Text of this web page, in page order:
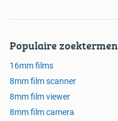
Populaire zoektermen
16mm films
8mm film scanner
8mm film viewer
8mm film camera